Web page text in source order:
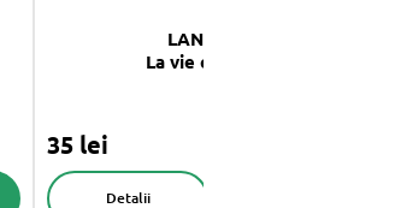
LANCOME
La vie est belle
35 lei
Detalii